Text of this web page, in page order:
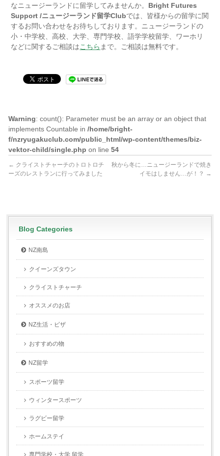
なニュージーランドに留学してみませんか。 Bright Futures
Support /ニュージーランド留学Clubでは、皆様からの留学に関
するお問い合わせをお待ちしております。ニュージーランドの
小・中学校、高校、大学、専門学校、語学学校留学、ワーホリ
などに関するご相談はこちら まで。ご相談は無料です。
Warning: count(): Parameter must be an array or an object that
implements Countable in/home/bright-
f/nzryugakuclub.com/public_html/wp-content/themes/biz-
vektor-child/single.php on line54
← クライストチャーチのトロトロチ
ーズのレストランに行ってみました
秋から冬に…ニュージーランドで焼き
イモはしません…が！？ →
Blog Categories
NZ南島
クイーンズタウン
クライストチャーチ
オススメのお店
NZ生活・ビザ
おすすめの物
NZ留学
スポーツ留学
ウィンタースポーツ
ラグビー留学
ホームステイ
専門学校・大学 留学